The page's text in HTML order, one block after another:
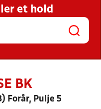
KLUBBER OG
et hold
BK
Forår, Pulje 5